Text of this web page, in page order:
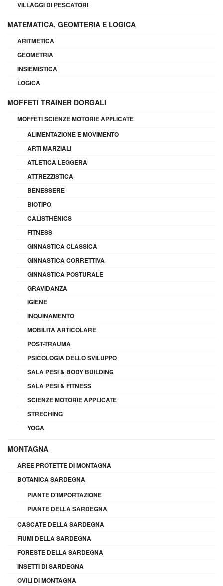
VILLAGGI DI PESCATORI
MATEMATICA, GEOMTERIA E LOGICA
ARITMETICA
GEOMETRIA
INSIEMISTICA
LOGICA
MOFFETI TRAINER DORGALI
MOFFETI SCIENZE MOTORIE APPLICATE
ALIMENTAZIONE E MOVIMENTO
ARTI MARZIALI
ATLETICA LEGGERA
ATTREZZISTICA
BENESSERE
BIOTIPO
CALISTHENICS
FITNESS
GINNASTICA CLASSICA
GINNASTICA CORRETTIVA
GINNASTICA POSTURALE
GRAVIDANZA
IGIENE
INQUINAMENTO
MOBILITÀ ARTICOLARE
POST-TRAUMA
PSICOLOGIA DELLO SVILUPPO
SALA PESI & BODY BUILDING
SALA PESI & FITNESS
SCIENZE MOTORIE APPLICATE
STRECHING
YOGA
MONTAGNA
AREE PROTETTE DI MONTAGNA
BOTANICA SARDEGNA
PIANTE D'IMPORTAZIONE
PIANTE DELLA SARDEGNA
CASCATE DELLA SARDEGNA
FIUMI DELLA SARDEGNA
FORESTE DELLA SARDEGNA
INSETTI DI SARDEGNA
OVILI DI MONTAGNA